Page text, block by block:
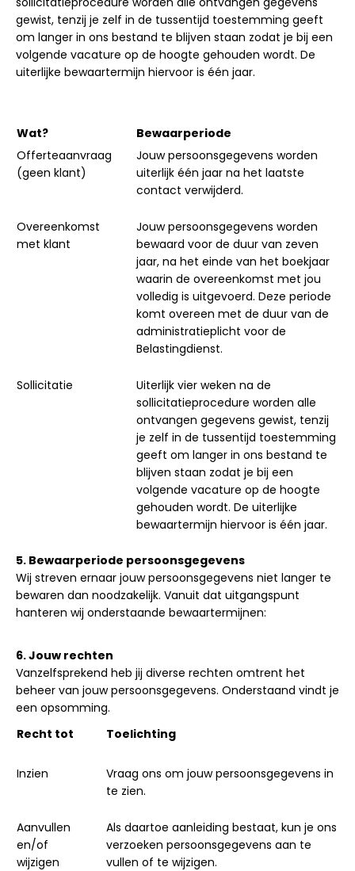
gewist, tenzij je zelf in de tussentijd toestemming geeft
om langer in ons bestand te blijven staan zodat je bij een
volgende vacature op de hoogte gehouden wordt. De
uiterlijke bewaartermijn hiervoor is één jaar.
Wat?
Bewaarperiode
Offerteaanvraag
(geen klant)
Jouw persoonsgegevens worden
uiterlijk één jaar na het laatste
contact verwijderd.
Overeenkomst
met klant
Jouw persoonsgegevens worden
bewaard voor de duur van zeven
jaar, na het einde van het boekjaar
waarin de overeenkomst met jou
volledig is uitgevoerd. Deze periode
komt overeen met de duur van de
administratieplicht voor de
Belastingdienst.
Sollicitatie
Uiterlijk vier weken na de
sollicitatieprocedure worden alle
ontvangen gegevens gewist, tenzij
je zelf in de tussentijd toestemming
geeft om langer in ons bestand te
blijven staan zodat je bij een
volgende vacature op de hoogte
gehouden wordt. De uiterlijke
bewaartermijn hiervoor is één jaar.
5. Bewaarperiode persoonsgegevens
Wij streven ernaar jouw persoonsgegevens niet langer te
bewaren dan noodzakelijk. Vanuit dat uitgangspunt
hanteren wij onderstaande bewaartermijnen:
6. Jouw rechten
Vanzelfsprekend heb jij diverse rechten omtrent het
beheer van jouw persoonsgegevens. Onderstaand vindt je
een opsomming.
Recht tot
Toelichting
Inzien
Vraag ons om jouw persoonsgegevens in
te zien.
Aanvullen
en/of
wijzigen
Als daartoe aanleiding bestaat, kun je ons
verzoeken persoonsgegevens aan te
vullen of te wijzigen.